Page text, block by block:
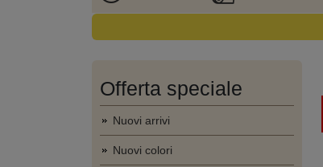
Offerta speciale
Nuovi arrivi
Nuovi colori